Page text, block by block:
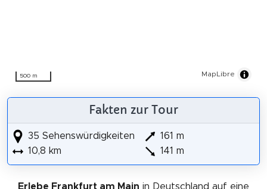
500 m MapLibre
Fakten zur Tour
35 Sehenswürdigkeiten
10,8 km
161 m
141 m
Erlebe Frankfurt am Main in Deutschland auf eine